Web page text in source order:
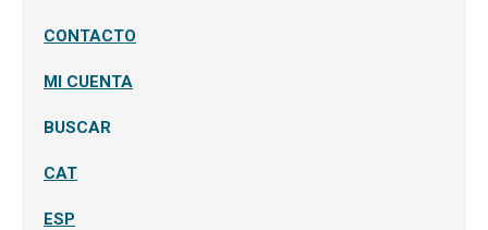
CONTACTO
MI CUENTA
BUSCAR
CAT
ESP